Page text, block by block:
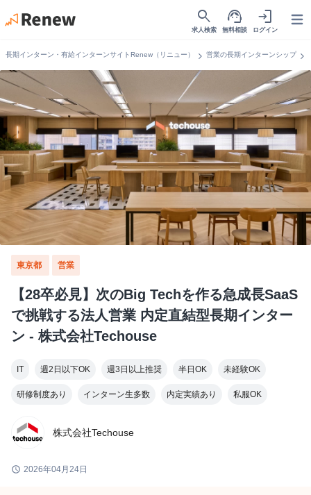
search
求人検索
support_agent
無料相談
login
ログイン
長期インターン・有給インターンサイトRenew（リニュー） chevron_right 営業の長期インターンシップchevron_right
東京都 営業
【28卒必見】次のBig Techを作る急成長SaaS
で挑戦する法人営業 内定直結型長期インター
ン - 株式会社Techouse
IT 週2日以下OK 週3日以上推奨 半日OK 未経験OK
研修制度あり インターン生多数 内定実績あり 私服OK
株式会社Techouse
schedule 2026年04月24日